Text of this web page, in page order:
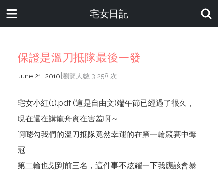
宅女日記
保證是溫刀抵隊最後一發
June 21, 2010 瀏覽人數 3,258 次
宅女小紅(1).pdf (這是自由文)端午節已經過了很久，
現在還在講龍舟實在害羞啊～
啊嗯勾我們的溫刀抵隊竟然幸運的在第一輪競賽中奪
冠
第二輪也划到前三名，這件事不炫耀一下我應該會暴